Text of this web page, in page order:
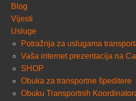
Blog
Vijesti
Usluge
Potražnja za uslugama
Vaša internet prezentacija na
SHOP
Obuka za transportne špeditere
Obuku Transportnih